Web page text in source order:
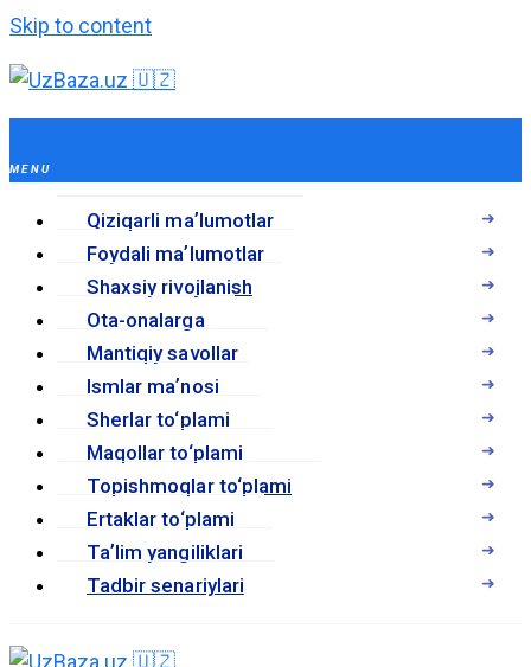
Skip to content
Qiziqarli maʼlumotlar
Foydali maʼlumotlar
Shaxsiy rivojlanish
Ota-onalarga
Mantiqiy savollar
Ismlar maʼnosi
Sherlar to‘plami
Maqollar to‘plami
Topishmoqlar to‘plami
Ertaklar to‘plami
Taʼlim yangiliklari
Tadbir senariylari